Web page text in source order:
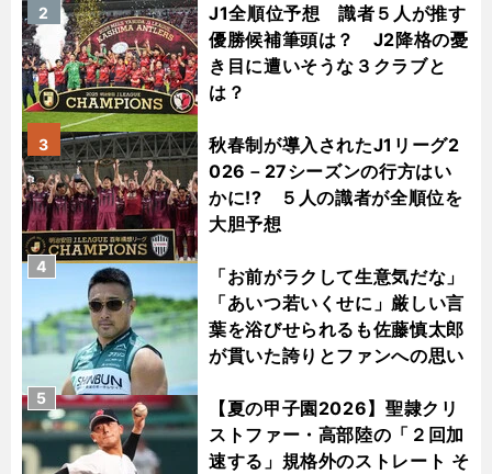
J1全順位予想 識者５人が推す
優勝候補筆頭は？ J2降格の憂
き目に遭いそうな３クラブと
は？
2
秋春制が導入されたJ1リーグ2
026－27シーズンの行方はい
かに!? ５人の識者が全順位を
大胆予想
3
「お前がラクして生意気だな」
「あいつ若いくせに」厳しい言
葉を浴びせられるも佐藤慎太郎
が貫いた誇りとファンへの思い
4
【夏の甲子園2026】聖隷クリ
ストファー・高部陸の「２回加
速する」規格外のストレート そ
5